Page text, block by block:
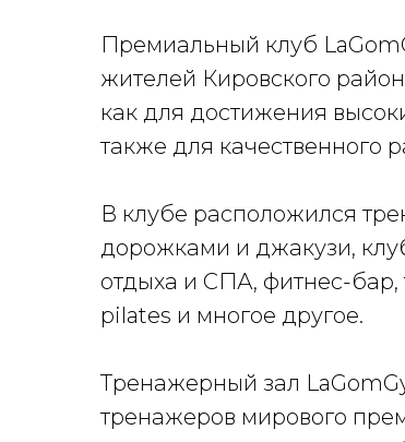
Премиальный клуб
жителей Кировского
как для достижения
также для качественного
В клубе расположился
дорожками и джакузи,
отдыха и СПА, фитнес-бар,
pilates и многое другое.
Тренажерный зал
тренажеров мирового